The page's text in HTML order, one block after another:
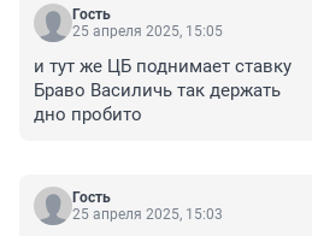
Гость
25 апреля 2025, 15:05
и тут же ЦБ поднимает ставку
Браво Василичь так держать
дно пробито
Гость
25 апреля 2025, 15:03